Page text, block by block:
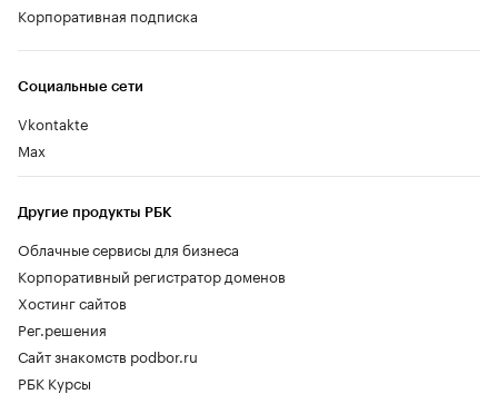
Социальные сети
Vkontakte
Max
Другие продукты РБК
Облачные сервисы для бизнеса
Корпоративный регистратор доменов
Хостинг сайтов
Рег.решения
Сайт знакомств podbor.ru
РБК Курсы
Корпоративная подписка